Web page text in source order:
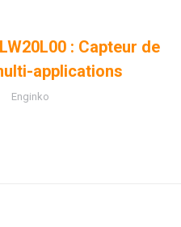
: Capteur de
applications
Enginko